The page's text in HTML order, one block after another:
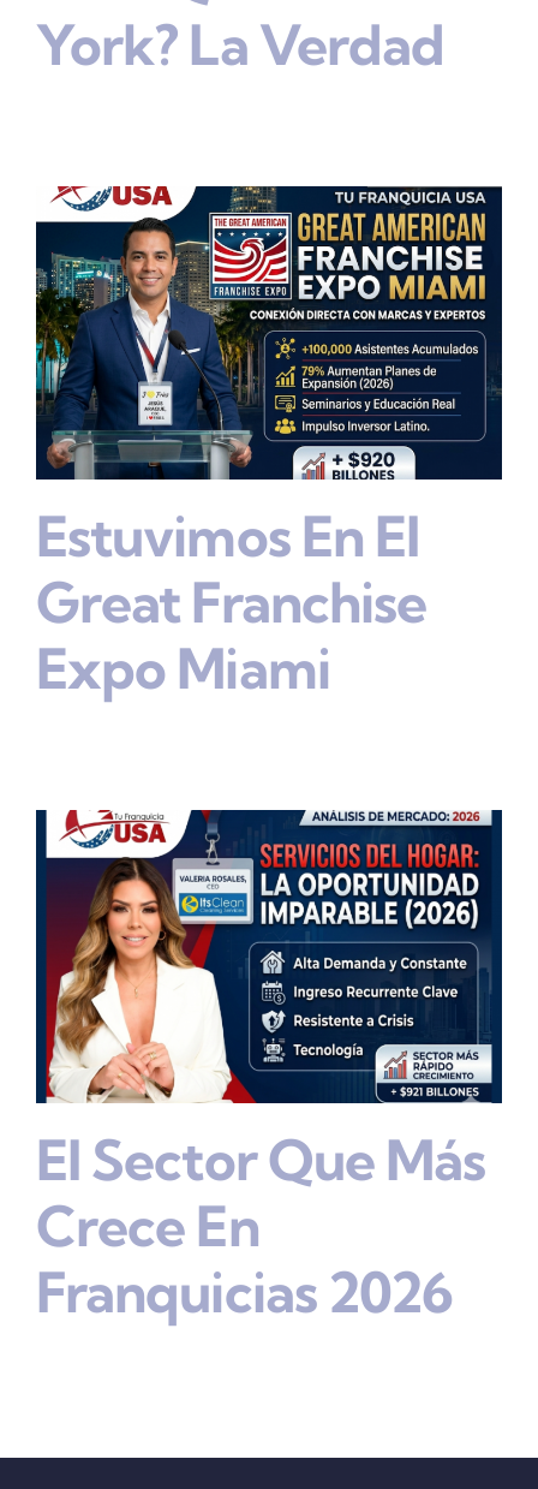
York? La Verdad
Estuvimos En El
Great Franchise
Expo Miami
El Sector Que Más
Crece En
Franquicias 2026